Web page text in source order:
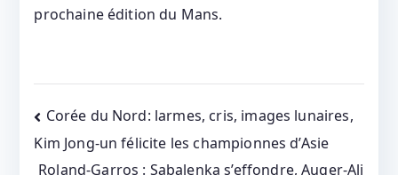
prochaine édition du Mans.
Post
navigation
Corée du Nord: larmes, cris, images lunaires,
Kim Jong-un félicite les championnes d’Asie
Roland-Garros : Sabalenka s’effondre, Auger-Ali